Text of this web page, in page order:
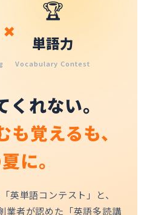
×
🏆
単語力
Vocabulary Contest
れない。
覚えるも、
に。
英単語コンテスト」と、
業者が認めた「英語多読講